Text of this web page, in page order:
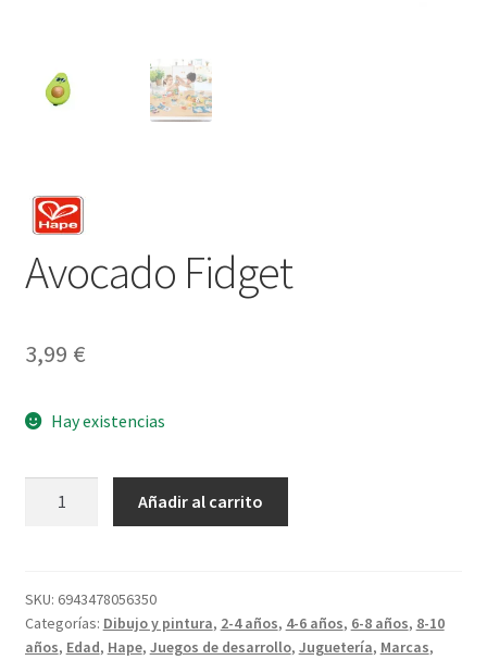
Avocado Fidget
3,99 €
Hay existencias
Añadir al carrito
SKU: 6943478056350
Categorías: Dibujo y pintura, 2-4 años, 4-6 años, 6-8 años, 8-10
años, Edad, Hape, Juegos de desarrollo, Juguetería, Marcas,